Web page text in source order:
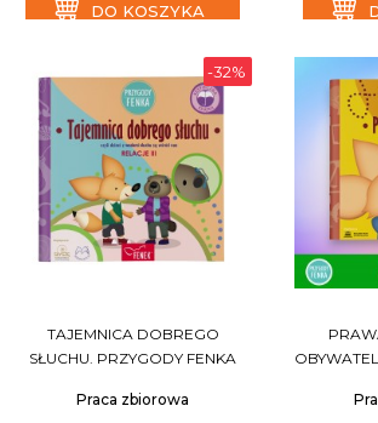
DO KOSZYKA
-32%
TAJEMNICA DOBREGO
SŁUCHU. PRZYGODY FENKA
Praca zbiorowa